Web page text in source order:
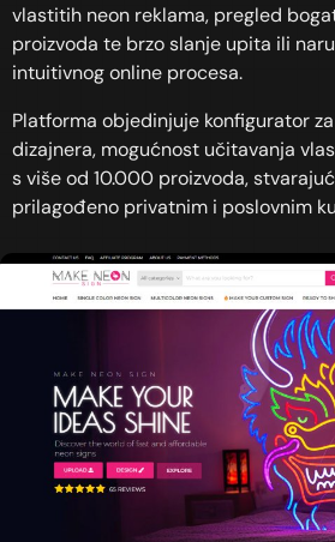
vlastitih neon reklama, pregled
proizvoda te brzo slanje upita ili
intuitivnog online procesa.
Platforma objedinjuje konfigurator
dizajnera, mogućnost učitavanja
s više od 10.000 proizvoda,
prilagođeno privatnim i poslovnim